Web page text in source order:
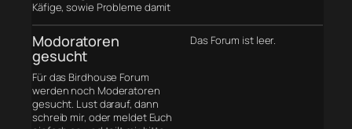
Käfige, sowie Probleme damit
Modoratoren
gesucht
Für das Birdhouse Forum
werden noch Moderatoren
gesucht. Lust darauf, dann
schreib mir, oder meldet Euch
Das Forum ist leer.